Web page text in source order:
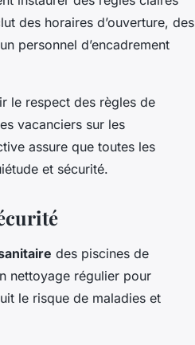
des horaires d’ouverture, des
personnel d’encadrement
le respect des règles de
vacanciers sur les
assure que toutes les
et sécurité.
des piscines de
nettoyage régulier pour
le risque de maladies et